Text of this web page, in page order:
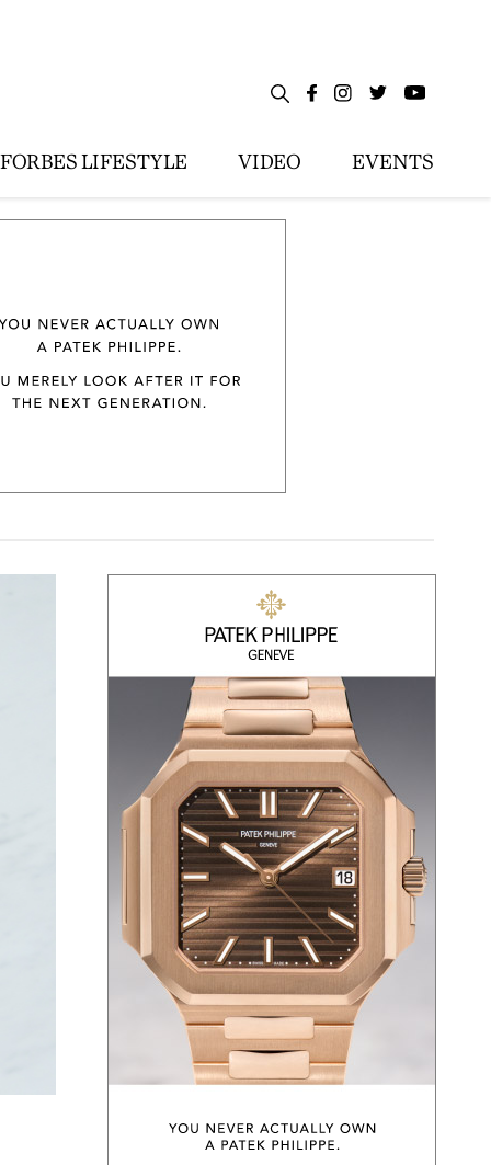
FORBES LIFESTYLE VIDEO EVENTS